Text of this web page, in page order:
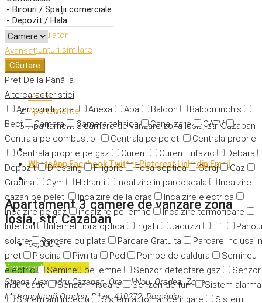
Avansat
Căutare
Preț De la Până la
Alte caracteristici
Aer condiționat
Anexa Apa Balcon
Balcon inchis
Beci
Camara Camera tehnica Canalizare
CATV
Centrala pe combustibil
Centrala pe peleti
Centrala proprie
Centrala proprie pe gaz
Curent Curent trifazic
Debara
Depozit
Dressing Filigorie Fosa septica Garaj
Gaz
Gradina
Gym Hidranti Incalizire in pardoseala
Incalzire
cazan pe peleti
Incalzire de la oras
Incalzire electrica
Incalzire pe gaz
incalzire pe lemne
Incalzire termoficare
Interfon
Internet fibra optica Irigatii Jacuzzi Lift
solare
Parcare cu plata Parcare Gratuita
Parcare inclusa in
pret
Piscina Pivnita Pod Pompe de caldura
Semineu
electric
Semineu pe lemne Senzor detectare gaz
Senzor
indundatie
Senzor miscare Senzori de fum
Sistem alarma
Sistem antiincediu
Sistem automat de irigare
Sistem
Adresă
Detalii
Calculator
Anunțuri similare
Home
Apartamente
Apartament 3 camere de vanzare zona Iosia, str. Cazaban
WhatsApp Facebook TwitterPinterest Linkedin Email
Apartament 3 camere de vanzare zona
Iosia, str. Cazaban
95,000 €
PromovatDe vânzare
Strada Alexandru Cazaban, Orașul Nou, Oradea, Zona
Metropolitană Oradea, Bihor, 410272, România